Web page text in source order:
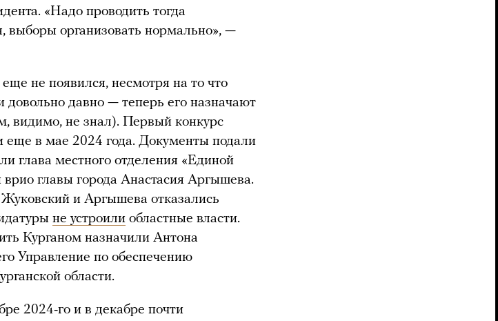
«Надо проводить тогда
выборы организовать нормально», —
не появился, несмотря на то что
давно — теперь его назначают
видимо, не знал). Первый конкурс
еще в мае 2024 года. Документы подали
глава местного отделения «Единой
главы города Анастасия Аргышева.
Жуковский и Аргышева отказались
не устроили областные власти.
Курганом назначили Антона
Управление по обеспечению
области.
2024-го и в декабре почти